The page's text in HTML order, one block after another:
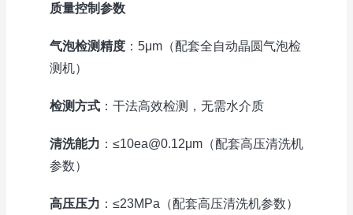
质量控制参数
气泡检测精度 ：5μm（配套全自动晶圆气泡检
测机）
检测方式 ：干法高效检测，无需水介质
清洗能力 ：≤10ea@0.12μm（配套高压清洗机
参数）
高压压力 ：≤23MPa（配套高压清洗机参数）